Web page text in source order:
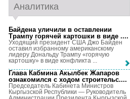
Аналитика
Байдена уличили в оставлении
Трампу горячей картошки в виде ....
Уходящий президент США Джо Байден
оставил избранному американскому
лидеру Дональду Трампу «горячую
картошку» в виде конфликта ...
Глава Кабмина Акылбек Жапаров
ознакомился с ходом строительс....
Председатель Кабинета Министров
Кыргызской Республики — Руководитель